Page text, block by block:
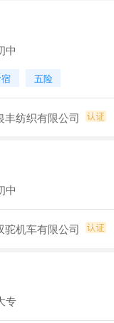
中
五险
丰纺织有限公司
中
驼机车有限公司
专